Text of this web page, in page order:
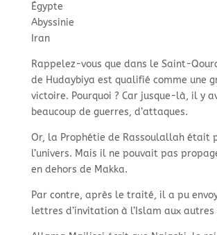
Égypte
Abyssinie
Iran
Rappelez-vous que dans le Saint-
de Hudaybiya est qualifié comme une
victoire. Pourquoi ? Car jusque-là, il y
beaucoup de guerres, d’attaques.
Or, la Prophétie de Rassoulallah était
l’univers. Mais il ne pouvait pas
en dehors de Makka.
Par contre, après le traité, il a pu
lettres d’invitation à l’Islam aux autres